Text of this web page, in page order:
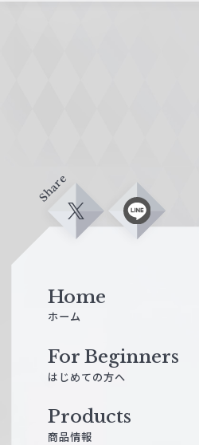
Share
X L
Home
ホーム
For Beginners
はじめての方へ
Products
商品情報